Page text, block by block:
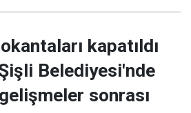
kapatıldı
Belediyesi'nde
sonrası